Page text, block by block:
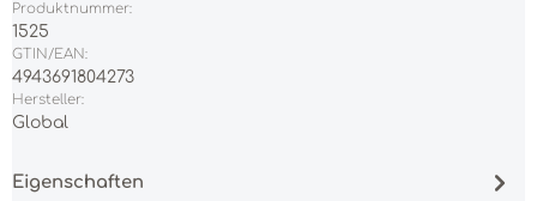
Produktnummer:
1525
GTIN/EAN:
4943691804273
Hersteller:
Global
Eigenschaften